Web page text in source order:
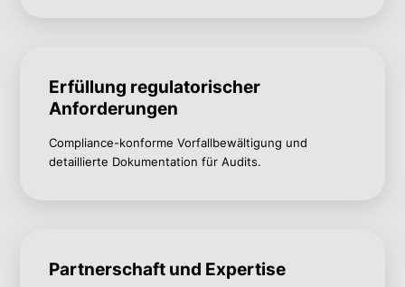
Erfüllung regulatorischer
Anforderungen
Compliance-konforme Vorfallbewältigung und
detaillierte Dokumentation für Audits.
Partnerschaft und Expertise